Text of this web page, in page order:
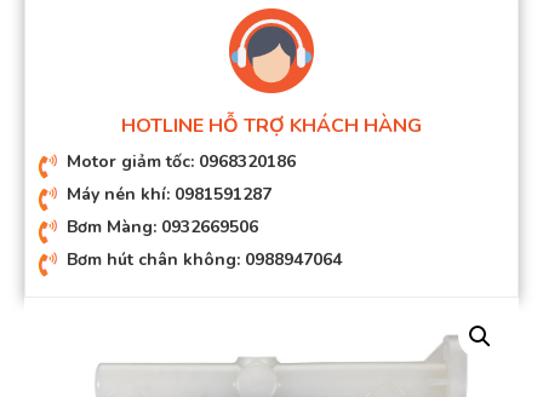
HOTLINE HỖ TRỢ KHÁCH HÀNG
Motor giảm tốc: 0968320186
Máy nén khí: 0981591287
Bơm Màng: 0932669506
Bơm hút chân không: 0988947064